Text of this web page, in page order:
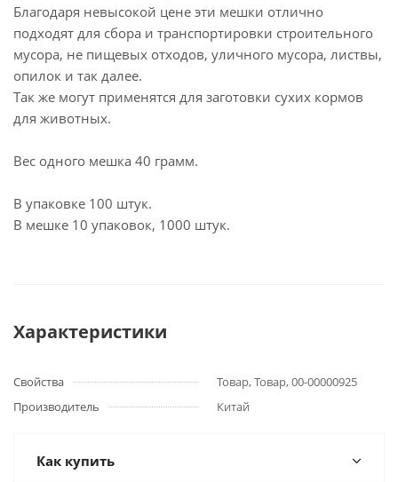
Благодаря невысокой цене эти мешки отлично
подходят для сбора и транспортировки строительного
мусора, не пищевых отходов, уличного мусора, листвы,
опилок и так далее.
Так же могут применятся для заготовки сухих кормов
для животных.
Вес одного мешка 40 грамм.
В упаковке 100 штук.
В мешке 10 упаковок, 1000 штук.
Характеристики
Свойства
Товар, Товар, 00-00000925
Производитель
Китай
Как купить